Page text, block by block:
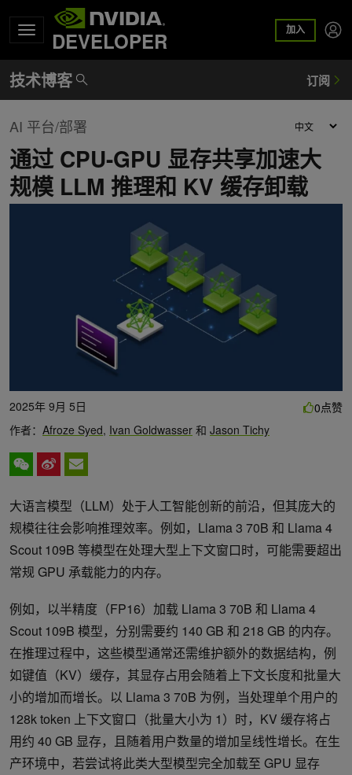
DEVELOPER 加入
AI 平台/部署
通过 CPU-GPU 显存共享加速大
规模 LLM 推理和 KV 缓存卸载
2025年 9月 5日
作者： Afroze Syed, Ivan Goldwasser 和 Jason Tichy
0点赞
大语言模型（LLM）处于人工智能创新的前沿，但其庞大的
规模往往会影响推理效率。例如，Llama 3 70B 和 Llama 4
Scout 109B 等模型在处理大型上下文窗口时，可能需要超出
常规 GPU 承载能力的内存。
例如，以半精度（FP16）加载 Llama 3 70B 和 Llama 4
Scout 109B 模型，分别需要约 140 GB 和 218 GB 的内存。
在推理过程中，这些模型通常还需维护额外的数据结构，例
如键值（KV）缓存，其显存占用会随着上下文长度和批量大
小的增加而增长。以 Llama 3 70B 为例，当处理单个用户的
128k token 上下文窗口（批量大小为 1）时，KV 缓存将占
用约 40 GB 显存，且随着用户数量的增加呈线性增长。在生
产环境中，若尝试将此类大型模型完全加载至 GPU 显存